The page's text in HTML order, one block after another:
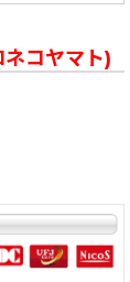
コヤマト)